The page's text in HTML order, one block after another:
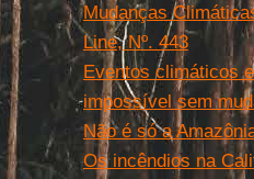
Mudanças
Line, Nº. 443
Eventos climáticos
impossível sem
Não é só a
Os incêndios na